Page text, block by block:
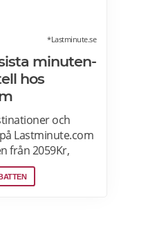
*Lastminute.se
minuten-
hos
och
Lastminute.com
från 2059Kr,
Boka flyg +
och koppla av